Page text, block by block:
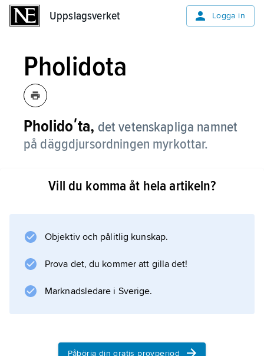
Uppslagsverket Logga in
Pholidota
Pholidoʹta, det vetenskapliga namnet
på däggdjursordningen myrkottar.
Vill du komma åt hela artikeln?
Objektiv och pålitlig kunskap.
Prova det, du kommer att gilla det!
Marknadsledare i Sverige.
Påbörja din gratis provperiod